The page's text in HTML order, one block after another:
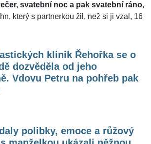
svatební noc a pak svatební ráno,
který s partnerkou žil, než si ji vzal, 16
klinik Řehořka se o
dozvěděla od jeho
Vdovu Petru na pohřeb pak
polibky, emoce a růžový